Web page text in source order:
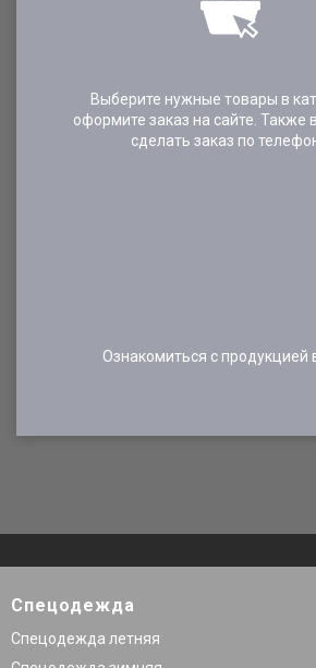
Выберите нужные товары в
оформите заказ на сайте. Также
сделать заказ по
Ознакомиться с
Спецодежда
Спецодежда летняя